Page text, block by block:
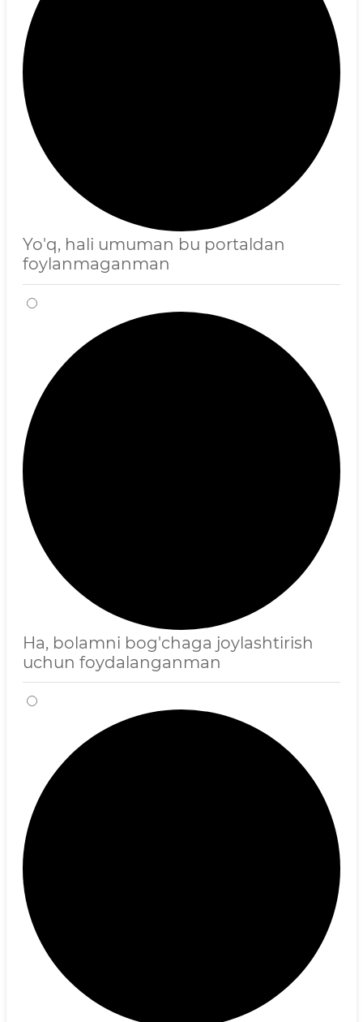
Yo'q, hali umuman bu portaldan
foylanmaganman
Ha, bolamni bog'chaga joylashtirish
uchun foydalanganman